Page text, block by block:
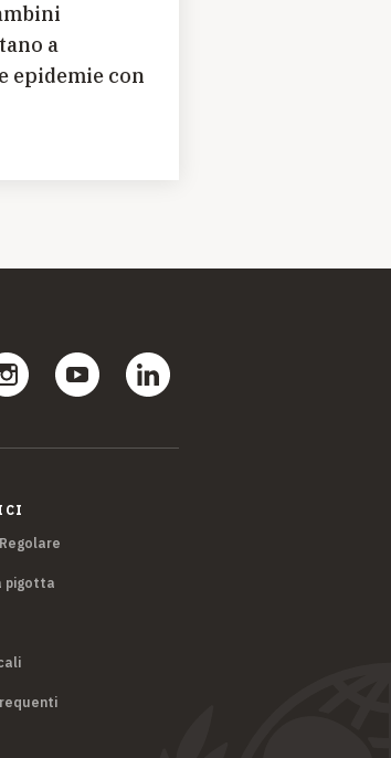
a
epidemie con
pigotta